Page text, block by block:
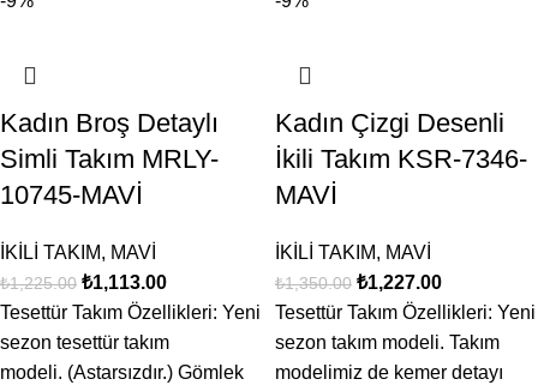
Kadın Broş Detaylı
Simli Takım MRLY-
10745-MAVİ
İKİLİ TAKIM, MAVİ
₺1,225.00 ₺1,113.00
Tesettür Takım Özellikleri: Yeni
sezon tesettür takım
modeli. (Astarsızdır.) Gömlek
Kadın Çizgi Desenli
İkili Takım KSR-7346-
MAVİ
İKİLİ TAKIM, MAVİ
₺1,350.00 ₺1,227.00
Tesettür Takım Özellikleri: Yeni
sezon takım modeli. Takım
modelimiz de kemer detayı